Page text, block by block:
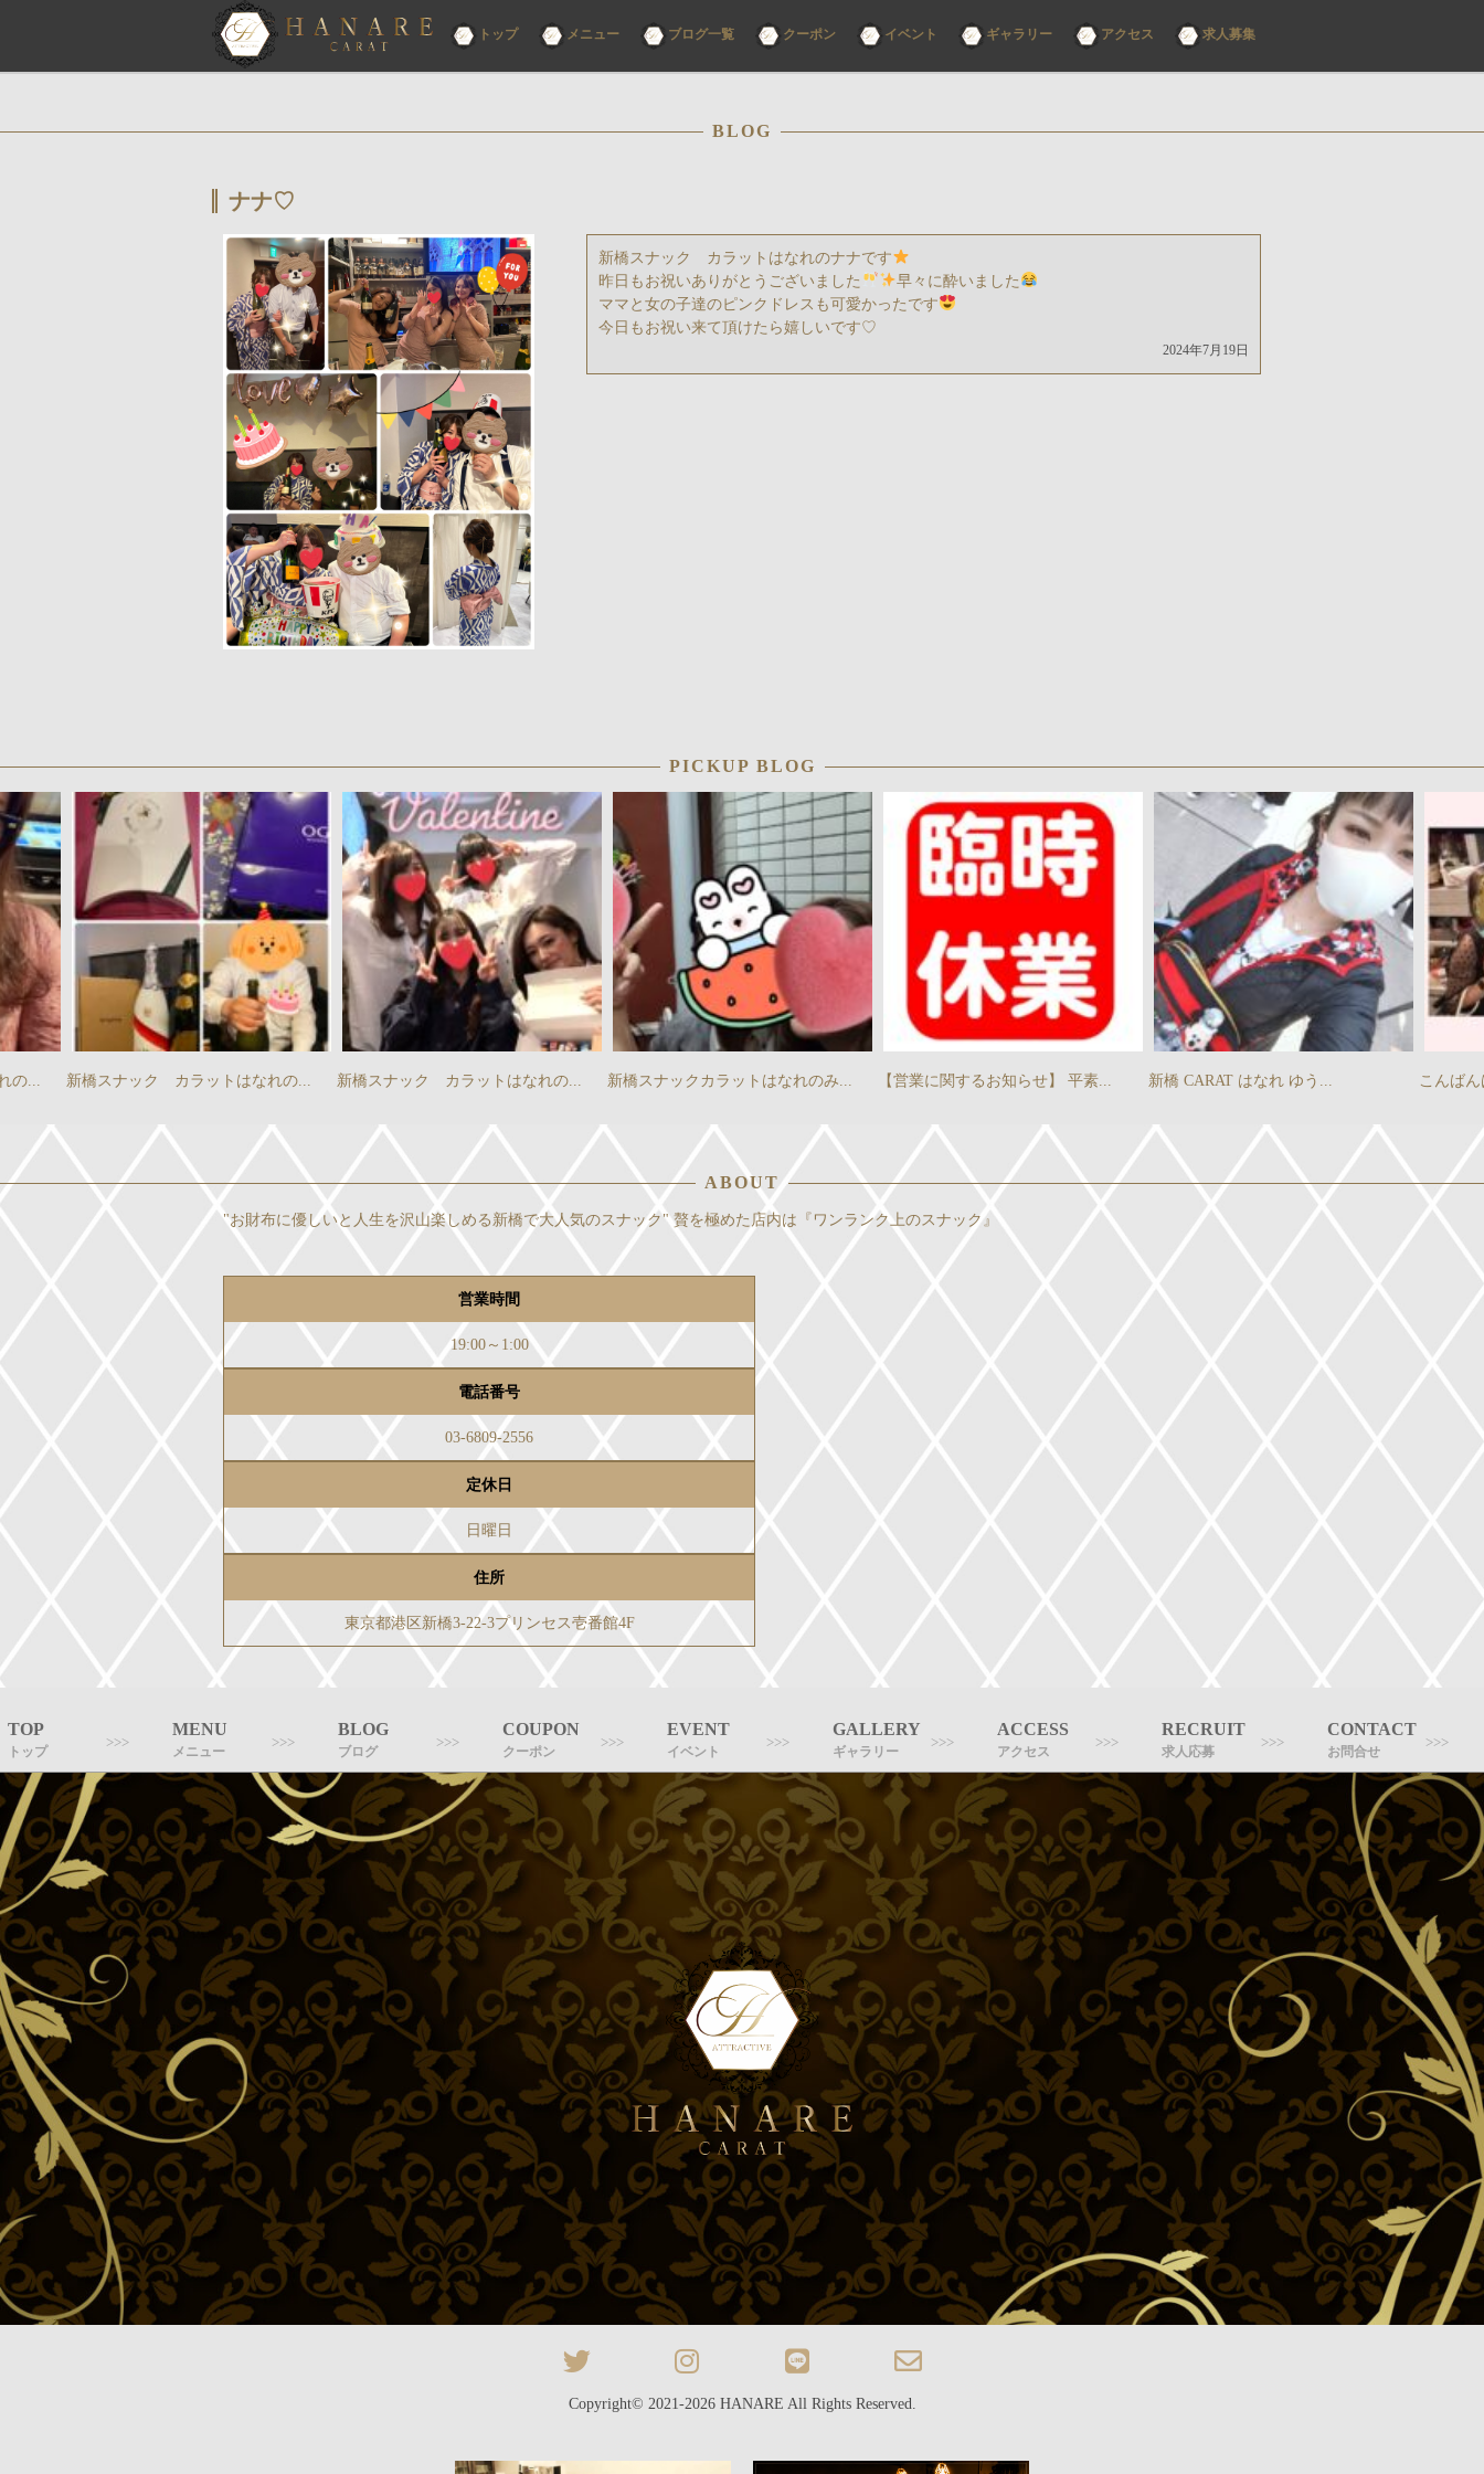
コ
ン
ン
キ
トップ メニュー ブログ一覧 クーポン イベント ギャラリー アクセス 求人募集
BLOG
ナナ♡
新橋スナック カラットはなれのナナです
昨日もお祝いありがとうございました
早々に酔いました
ママと女の子達のピンクドレスも可愛かったです
今日もお祝い来て頂けたら嬉しいです♡
2024年7月19日
PICKUP BLOG
の... 新橋スナック カラットはなれの... 新橋スナック カラットはなれの... 新橋スナックカラットはなれのみ... 【営業に関するお知らせ】 平素... 新橋 CARAT はなれ ゆう... こんば
ABOUT
"お財布に優しいと人生を沢山楽しめる新橋で大人気のスナック" 贅を極めた店内は『ワンランク上のスナック』
営業時間
19:00～1:00
電話番号
03-6809-2556
定休日
日曜日
住所
東京都港区新橋3-22-3プリンセス壱番館4F
TOP
トップ
MENU
メニュー
BLOG
ブログ
COUPON
クーポン
EVENT
イベント
GALLERY
ギャラリー
ACCESS
アクセス
RECRUIT
求人応募
CONTACT
お問合せ
Copyright© 2021-2026 HANARE All Rights Reserved.